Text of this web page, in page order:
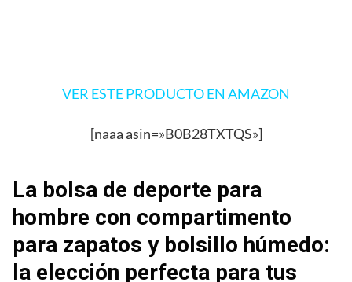
VER ESTE PRODUCTO EN AMAZON
[naaa asin=»B0B28TXTQS»]
La bolsa de deporte para
hombre con compartimento
para zapatos y bolsillo húmedo:
la elección perfecta para tus